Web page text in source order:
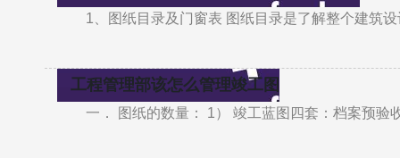
1、图纸目录及门窗表 图纸目录是了解整个建筑
工程管理部该怎么管理竣工图
一． 图纸的数量： 1） 竣工蓝图四套：档案预